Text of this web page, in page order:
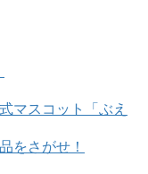
マスコット「ぶえ
をさがせ！